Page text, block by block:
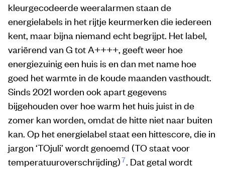
kleurgecodeerde weeralarmen staan de
energielabels in het rijtje keurmerken die iedereen
kent, maar bijna niemand echt begrijpt. Het label,
variërend van G tot A++++, geeft weer hoe
energiezuinig een huis is en dan met name hoe
goed het warmte in de koude maanden vasthoudt.
Sinds 2021 worden ook apart gegevens
bijgehouden over hoe warm het huis juist in de
zomer kan worden, omdat de hitte niet naar buiten
kan. Op het energielabel staat een hittescore, die in
jargon ‘TOjuli’ wordt genoemd (TO staat voor
temperatuuroverschrijding)7. Dat getal wordt